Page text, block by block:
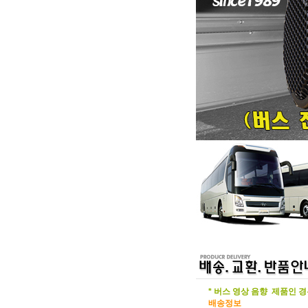
* 버스 영상 음향 제품인 경
배송정보